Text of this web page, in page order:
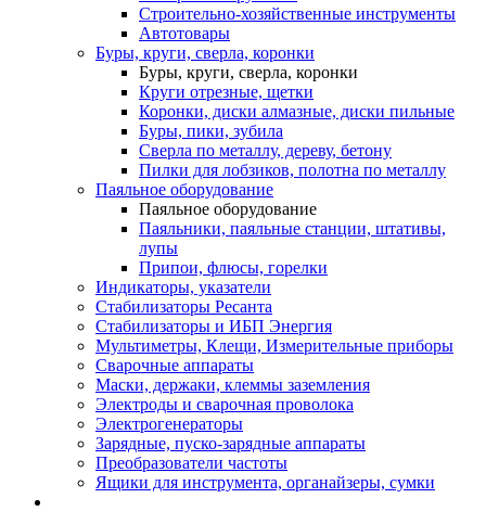
Строительно-хозяйственные инструменты
Автотовары
Буры, круги, сверла, коронки
Буры, круги, сверла, коронки
Круги отрезные, щетки
Коронки, диски алмазные, диски пильные
Буры, пики, зубила
Сверла по металлу, дереву, бетону
Пилки для лобзиков, полотна по металлу
Паяльное оборудование
Паяльное оборудование
Паяльники, паяльные станции, штативы,
лупы
Припои, флюсы, горелки
Индикаторы, указатели
Стабилизаторы Ресанта
Стабилизаторы и ИБП Энергия
Мультиметры, Клещи, Измерительные приборы
Сварочные аппараты
Маски, держаки, клеммы заземления
Электроды и сварочная проволока
Электрогенераторы
Зарядные, пуско-зарядные аппараты
Преобразователи частоты
Ящики для инструмента, органайзеры, сумки